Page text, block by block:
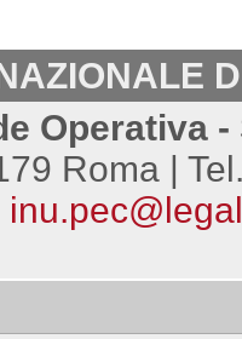
Operativa
Roma |